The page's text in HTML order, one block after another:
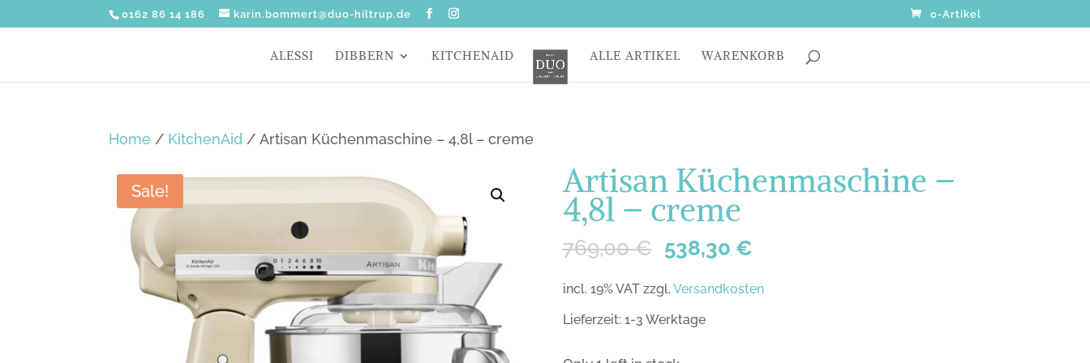
0162 86 14 186 karin.bommert@duo-hiltrup.de 0-Artikel
ALESSI DIBBERN KITCHENAID ALLE ARTIKEL WARENKORB
Home / KitchenAid / Artisan Küchenmaschine – 4,8l – creme
Sale! Artisan Küchenmaschine –
4,8l – creme
769,00€ 538,30 €
incl. 19% VAT zzgl.Versandkosten
Lieferzeit: 1-3 Werktage